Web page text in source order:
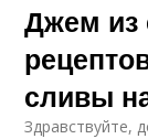
Джем из
сливы
Здравствуйте,